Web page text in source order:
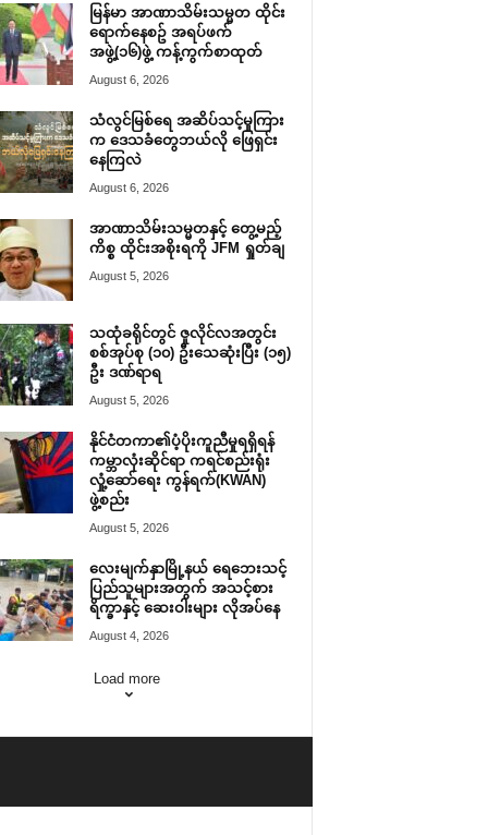
မြန်မာ အာဏာသိမ်းသမ္မတ ထိုင်း
ရောက်နေစဥ် အရပ်ဖက်
အဖွဲ့(၁၆)ဖွဲ့ ကန့်ကွက်စာထုတ်
August 6, 2026
သံလွင်မြစ်ရေ အဆိပ်သင့်မှုကြား
က ဒေသခံတွေဘယ်လို ဖြေရှင်း
နေကြလဲ
August 6, 2026
အာဏာသိမ်းသမ္မတနှင့် တွေ့မည့်
ကိစ္စ ထိုင်းအစိုးရကို JFM ရှုတ်ချ
August 5, 2026
သထုံခရိုင်တွင် ဇူလိုင်လအတွင်း
စစ်အုပ်စု (၁၀) ဦးသေဆုံးပြီး (၁၅)
ဦး ဒဏ်ရာရ
August 5, 2026
နိုင်ငံတကာ၏ပံ့ပိုးကူညီမှုရရှိရန်
ကမ္ဘာလုံးဆိုင်ရာ ကရင်စည်းရုံး
လှုံ့ဆော်ရေး ကွန်ရက်(KWAN)
ဖွဲ့စည်း
August 5, 2026
လေးမျက်နှာမြို့နယ် ရေဘေးသင့်
ပြည်သူများအတွက် အသင့်စား
ရိက္ခာနှင့် ဆေးဝါးများ လိုအပ်နေ
August 4, 2026
Load more